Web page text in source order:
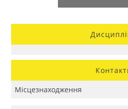
Місцезнаходження